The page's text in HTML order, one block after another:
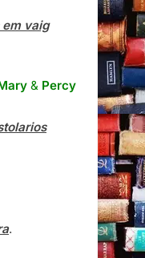
vaig
& Percy
.